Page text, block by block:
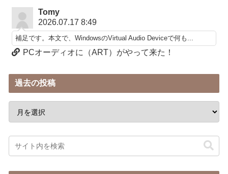
Tomy
2026.07.17 8:49
補足です。本文で、WindowsのVirtual Audio Deviceで何も...
PCオーディオに（ART）がやって来た！
過去の投稿